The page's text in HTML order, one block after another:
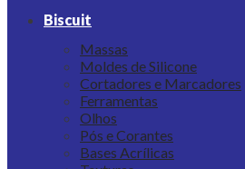
Biscuit
Massas
Moldes de Silicone
Cortadores e Marcadores
Ferramentas
Olhos
Pós e Corantes
Bases Acrílicas